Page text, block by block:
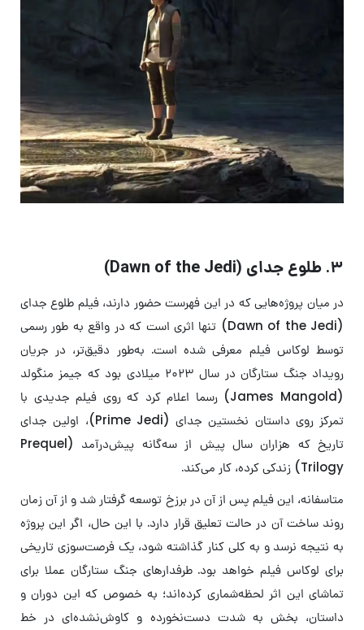
۳. طلوع جدای (Dawn of the Jedi)
در میان پروژه‌هایی که در این فهرست حضور دارند، فیلم طلوع جدای
(Dawn of the Jedi) تنها اثری است که در واقع به طور رسمی
توسط لوکاس فیلم معرفی شده است. به‌طور دقیق‌تر، در جریان
رویداد جنگ ستارگان در سال ۲۰۲۳ میلادی بود که جیمز منگولد
(James Mangold) رسما اعلام کرد که روی فیلم جدیدی با
تمرکز روی داستان نخستین جدای (Prime Jedi)، اولین جدای
تاریخ که هزاران سال پیش از سه‌گانه پیش‌درآمد (Prequel
Trilogy) زندکی کرده، کار می‌کند.
متاسفانه، این فیلم پس از آن در برزخ توسعه گرفتار شد و از آن زمان
روند ساخت آن در حالت تعلیق قرار دارد. با این حال، اگر این پروژه
به نتیجه نرسد و به کلی کنار گذاشته شود، یک فرصت‌سوزی تاریخی
برای لوکاس فیلم خواهد بود. طرفدارهای جنگ ستارگان عملا برای
تماشای این اثر لحظه‌شماری کرده‌اند؛ به خصوص که این دوران و
داستان، بخش به شدت دست‌نخورده و کاوش‌نشده‌ای در خط